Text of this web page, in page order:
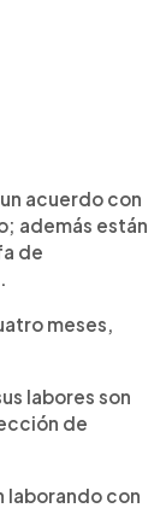
acuerdo con
además están
de
meses,
labores son
de
laborando con